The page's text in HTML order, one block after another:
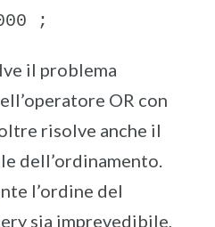
;
il problema
OR con
risolve anche il
dell’ordinamento.
l’ordine del
sia imprevedibile,